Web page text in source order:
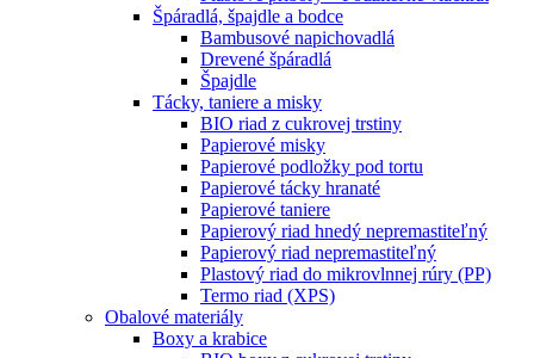
Špáradlá, špajdle a bodce
Bambusové napichovadlá
Drevené špáradlá
Špajdle
Tácky, taniere a misky
BIO riad z cukrovej trstiny
Papierové misky
Papierové podložky pod tortu
Papierové tácky hranaté
Papierové taniere
Papierový riad hnedý nepremastiteľný
Papierový riad nepremastiteľný
Plastový riad do mikrovlnnej rúry (PP)
Termo riad (XPS)
Obalové materiály
Boxy a krabice